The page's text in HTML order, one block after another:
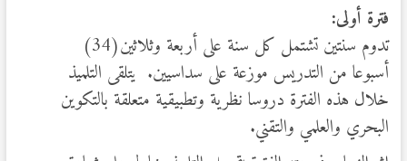
فترة أولى:
تدوم سنتين تشتمل كل سنة على أربعة وثلاثين(34)
أسبوعا من التدريس موزعة على سداسيين. يتلقى التلميذ
خلال هذه الفترة دروسا نظرية وتطبيقية متعلقة بالتكوين
البحري والعلمي والتقني.